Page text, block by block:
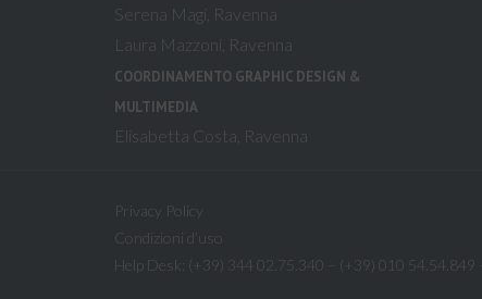
Serena Magi, Ravenna
Laura Mazzoni, Ravenna
COORDINAMENTO GRAPHIC DESIGN &
MULTIMEDIA
Elisabetta Costa, Ravenna
Privacy Policy
Condizioni d’uso
Help Desk: (+39) 344 02.75.340 – (+39) 010 54.54.849 –